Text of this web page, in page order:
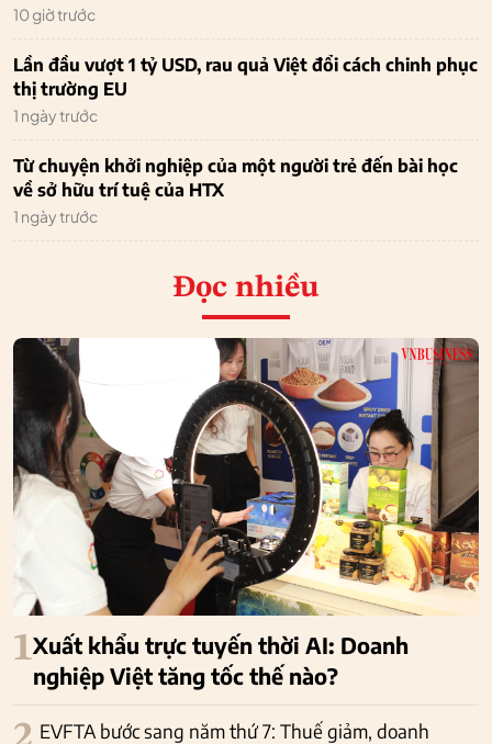
10 giờ trước
Lần đầu vượt 1 tỷ USD, rau quả Việt đổi cách chinh phục
thị trường EU
1 ngày trước
Từ chuyện khởi nghiệp của một người trẻ đến bài học
về sở hữu trí tuệ của HTX
1 ngày trước
Đọc nhiều
1Xuất khẩu trực tuyến thời AI: Doanh
nghiệp Việt tăng tốc thế nào?
EVFTA bước sang năm thứ 7: Thuế giảm, doanh